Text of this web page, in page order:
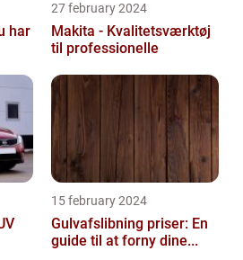
27 february 2024
Makita - Kvalitetsværktøj
til professionelle
15 february 2024
Gulvafslibning priser: En
guide til at forny dine...